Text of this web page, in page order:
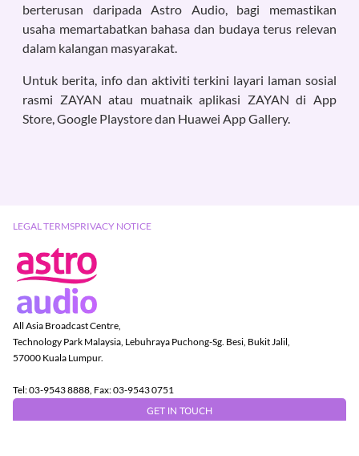
berterusan daripada Astro Audio, bagi memastikan
usaha memartabatkan bahasa dan budaya terus relevan
dalam kalangan masyarakat.
Untuk berita, info dan aktiviti terkini layari laman sosial
rasmi ZAYAN atau muatnaik aplikasi ZAYAN di App
Store, Google Playstore dan Huawei App Gallery.
All Asia Broadcast Centre,
Technology Park Malaysia, Lebuhraya Puchong-Sg. Besi, Bukit Jalil,
57000 Kuala Lumpur.
Tel: 03-9543 8888, Fax: 03-9543 0751
GET IN TOUCH
LEGAL TERMSPRIVACY NOTICE